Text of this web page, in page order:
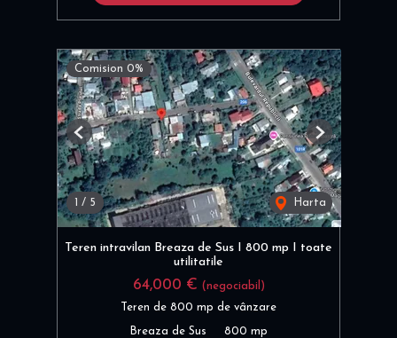
Comision 0%
/ 5 Harta
Previous Next
Teren intravilan Breaza de Sus I 800 mp I toate
utilitatile
64,000 € (negociabil)
Teren de 800 mp de vânzare
Breaza de Sus 800 mp